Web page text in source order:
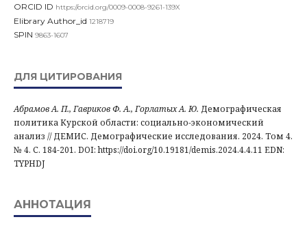
ORCID ID https://orcid.org/0009-0008-9261-139X
Elibrary Author_id 1218719
SPIN 9863-1607
ДЛЯ ЦИТИРОВАНИЯ
Абрамов А. П., Гавриков Ф. А., Горлатых А. Ю. Демографическая
политика Курской области: социально-экономический
анализ // ДЕМИС. Демографические исследования. 2024. Том 4.
№ 4. С. 184-201. DOI: https://doi.org/10.19181/demis.2024.4.4.11 EDN:
TYPHDJ
АННОТАЦИЯ